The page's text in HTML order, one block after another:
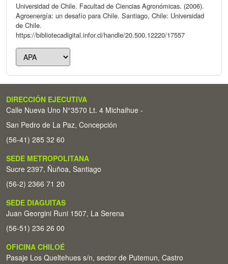
Universidad de Chile. Facultad de Ciencias Agronómicas. (2006).
Agroenergía: un desafío para Chile. Santiago, Chile: Universidad
de Chile.
https://bibliotecadigital.infor.cl/handle/20.500.12220/17557
DIRECCIÓN EJECUTIVA
Calle Nueva Uno N°3570 Lt. 4 Michaihue -
San Pedro de La Paz, Concepción
(56-41) 285 32 60
SEDE METROPOLITANA
Sucre 2397, Ñuñoa, Santiago
(56-2) 2366 71 20
SEDE DIAGUITAS
Juan Georgini Runi 1507, La Serena
(56-51) 236 26 00
OFICINA CHILOÉ
Pasaje Los Queltehues s/n, sector de Putemun, Castro